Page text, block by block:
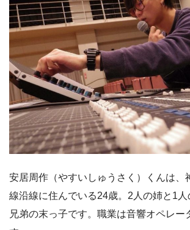
安居周作（やすいしゅうさく）くんは、
線沿線に住んでいる24歳。2人の姉と1人
兄弟の末っ子です。職業は音響オペレー